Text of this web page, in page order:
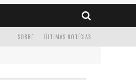
ÚLTIMAS NOTÍCIAS
SOBRE